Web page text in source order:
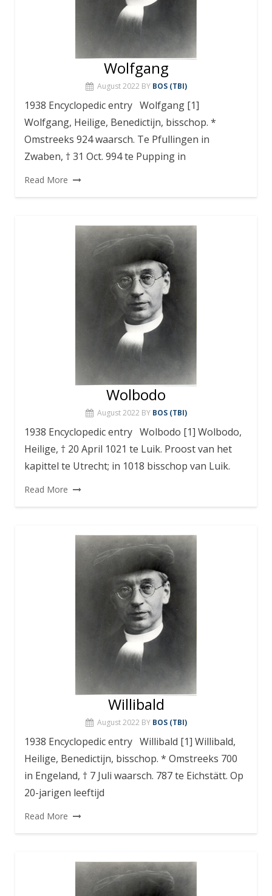
Wolfgang
August 2022 BY BOS (TBI)
1938 Encyclopedic entry Wolfgang [1]
Wolfgang, Heilige, Benedictijn, bisschop. *
Omstreeks 924 waarsch. Te Pfullingen in
Zwaben, † 31 Oct. 994 te Pupping in
Read More
Wolbodo
August 2022 BY BOS (TBI)
1938 Encyclopedic entry Wolbodo [1] Wolbodo,
Heilige, † 20 April 1021 te Luik. Proost van het
kapittel te Utrecht; in 1018 bisschop van Luik.
Read More
Willibald
August 2022 BY BOS (TBI)
1938 Encyclopedic entry Willibald [1] Willibald,
Heilige, Benedictijn, bisschop. * Omstreeks 700
in Engeland, † 7 Juli waarsch. 787 te Eichstätt. Op
20-jarigen leeftijd
Read More